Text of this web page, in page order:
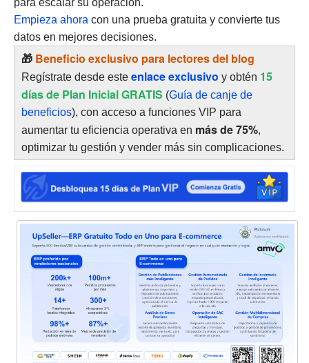
para escalar su operación.
Empieza ahora con una prueba gratuita y convierte tus
datos en mejores decisiones.
🎁 Beneficio exclusivo para lectores del blog
Regístrate desde este enlace exclusivo y obtén 15
días de Plan Inicial GRATIS (Guía de canje de
beneficios), con acceso a funciones VIP para
aumentar tu eficiencia operativa en más de 75%,
optimizar tu gestión y vender más sin complicaciones.